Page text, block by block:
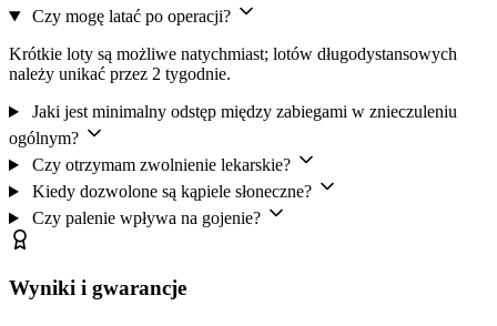
Czy mogę latać po operacji?
Krótkie loty są możliwe natychmiast; lotów długodystansowych
należy unikać przez 2 tygodnie.
Jaki jest minimalny odstęp między zabiegami w znieczuleniu
ogólnym?
Czy otrzymam zwolnienie lekarskie?
Kiedy dozwolone są kąpiele słoneczne?
Czy palenie wpływa na gojenie?
Wyniki i gwarancje